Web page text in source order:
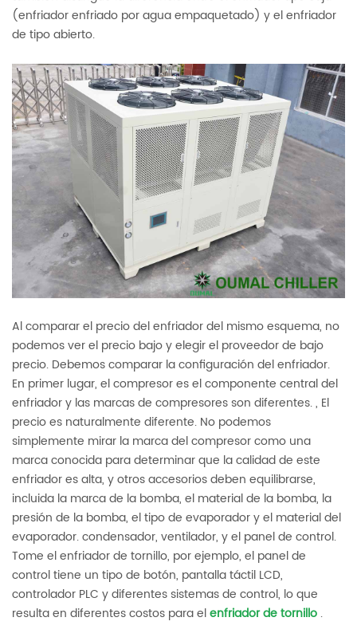
(enfriador enfriado por agua empaquetado) y el enfriador
de tipo abierto.
Al comparar el precio del enfriador del mismo esquema, no
podemos ver el precio bajo y elegir el proveedor de bajo
precio. Debemos comparar la configuración del enfriador.
En primer lugar, el compresor es el componente central del
enfriador y las marcas de compresores son diferentes. , El
precio es naturalmente diferente. No podemos
simplemente mirar la marca del compresor como una
marca conocida para determinar que la calidad de este
enfriador es alta, y otros accesorios deben equilibrarse,
incluida la marca de la bomba, el material de la bomba, la
presión de la bomba, el tipo de evaporador y el material del
evaporador. condensador, ventilador, y el panel de control.
Tome el enfriador de tornillo, por ejemplo, el panel de
control tiene un tipo de botón, pantalla táctil LCD,
controlador PLC y diferentes sistemas de control, lo que
resulta en diferentes costos para elenfriador de tornillo .